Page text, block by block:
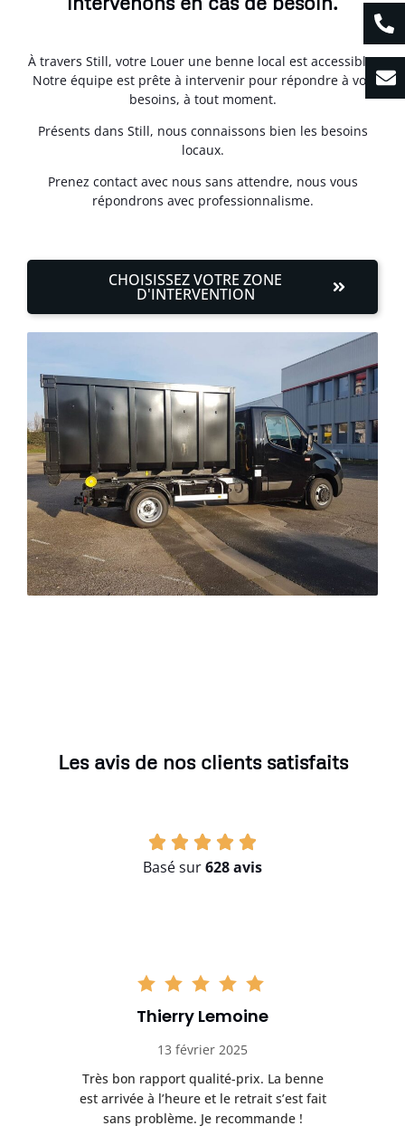
À travers Still, votre Louer une benne local est accessible.
Notre équipe est prête à intervenir pour répondre à vos
besoins, à tout moment.
Présents dans Still, nous connaissons bien les besoins
locaux.
Prenez contact avec nous sans attendre, nous vous
répondrons avec professionnalisme.
CHOISISSEZ VOTRE ZONE
D'INTERVENTION
Les avis de nos clients satisfaits
Basé sur628 avis
Thierry Lemoine
13 février 2025
Très bon rapport qualité-prix. La benne
est arrivée à l’heure et le retrait s’est fait
sans problème. Je recommande !